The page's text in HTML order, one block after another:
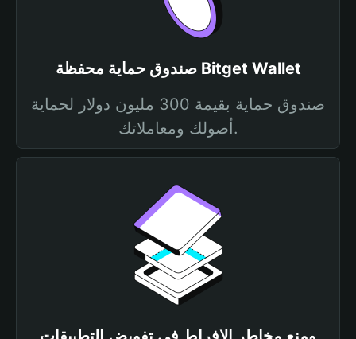
صندوق حماية محفظة Bitget Wallet
صندوق حماية بقيمة 300 مليون دولار لحماية
أصولك ومعاملاتك.